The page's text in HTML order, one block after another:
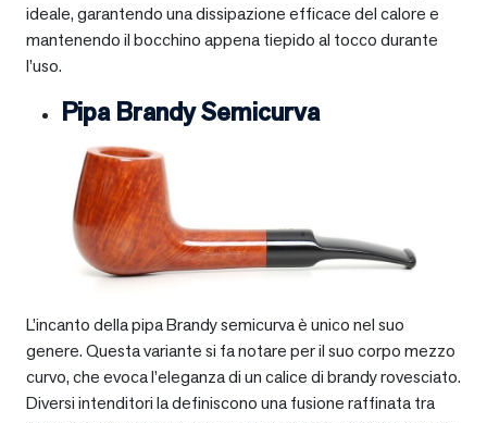
ideale, garantendo una dissipazione efficace del calore e
mantenendo il bocchino appena tiepido al tocco durante
l’uso.
Pipa Brandy Semicurva
L’incanto della pipa Brandy semicurva è unico nel suo
genere. Questa variante si fa notare per il suo corpo mezzo
curvo, che evoca l’eleganza di un calice di brandy rovesciato.
Diversi intenditori la definiscono una fusione raffinata tra